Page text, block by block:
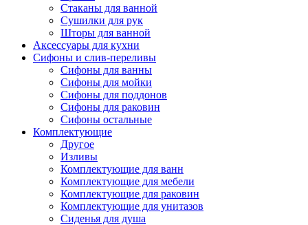
Стаканы для ванной
Сушилки для рук
Шторы для ванной
Аксессуары для кухни
Сифоны и слив-переливы
Сифоны для ванны
Сифоны для мойки
Сифоны для поддонов
Сифоны для раковин
Сифоны остальные
Комплектующие
Другое
Изливы
Комплектующие для ванн
Комплектующие для мебели
Комплектующие для раковин
Комплектующие для унитазов
Сиденья для душа